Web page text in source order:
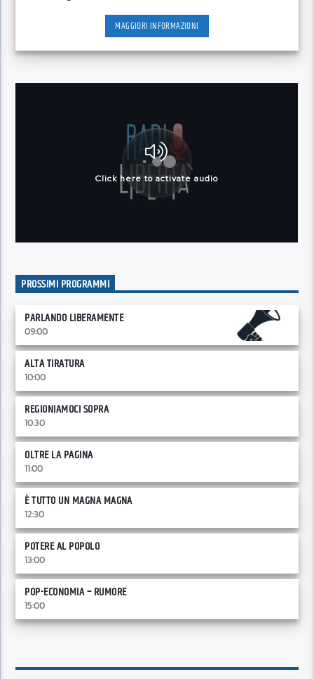
MAGGIORI INFORMAZIONI
PROSSIMI PROGRAMMI
PARLANDO LIBERAMENTE
09:00
ALTA TIRATURA
10:00
REGIONIAMOCI SOPRA
10:30
OLTRE LA PAGINA
11:00
È TUTTO UN MAGNA MAGNA
12:30
POTERE AL POPOLO
13:00
POP-ECONOMIA – RUMORE
15:00